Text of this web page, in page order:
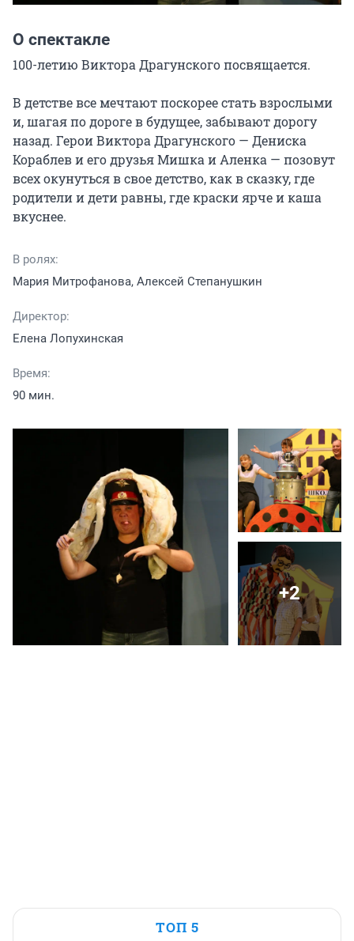
О спектакле
100-летию Виктора Драгунского посвящается.
В детстве все мечтают поскорее стать взрослыми
и, шагая по дороге в будущее, забывают дорогу
назад. Герои Виктора Драгунского — Дениска
Кораблев и его друзья Мишка и Аленка — позовут
всех окунуться в свое детство, как в сказку, где
родители и дети равны, где краски ярче и каша
вкуснее.
В ролях:
Мария Митрофанова, Алексей Степанушкин
Директор:
Елена Лопухинская
Время:
90 мин.
+2
ТОП 5